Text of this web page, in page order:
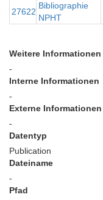
27622
Bibliographie
NPHT
Weitere Informationen
-
Interne Informationen
-
Externe Informationen
-
Datentyp
Publication
Dateiname
-
Pfad